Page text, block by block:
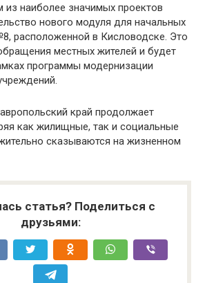
из наиболее значимых проектов
нового модуля для начальных
расположенной в Кисловодске. Это
местных жителей и будет
программы модернизации
край продолжает
как жилищные, так и социальные
сказываются на жизненном
статья? Поделиться с
друзьями: